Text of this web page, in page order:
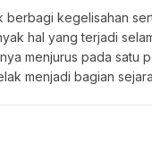
berbagi kegelisahan
hal yang terjadi
menjurus pada satu
menjadi bagian